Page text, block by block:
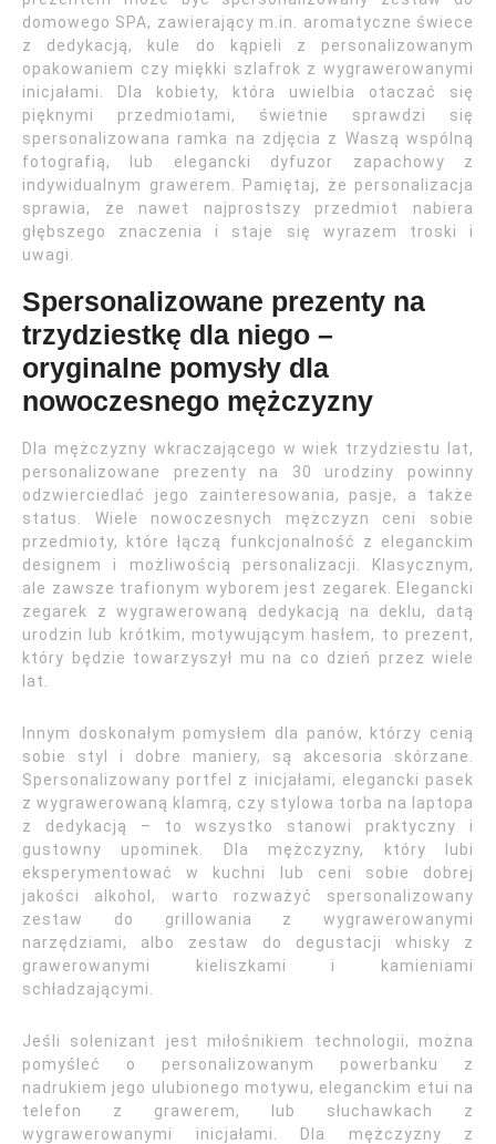
domowego SPA, zawierający m.in. aromatyczne świece
z dedykacją, kule do kąpieli z personalizowanym
opakowaniem czy miękki szlafrok z wygrawerowanymi
inicjałami. Dla kobiety, która uwielbia otaczać się
pięknymi przedmiotami, świetnie sprawdzi się
spersonalizowana ramka na zdjęcia z Waszą wspólną
fotografią, lub elegancki dyfuzor zapachowy z
indywidualnym grawerem. Pamiętaj, że personalizacja
sprawia, że nawet najprostszy przedmiot nabiera
głębszego znaczenia i staje się wyrazem troski i
uwagi.
Spersonalizowane prezenty na
trzydziestkę dla niego –
oryginalne pomysły dla
nowoczesnego mężczyzny
Dla mężczyzny wkraczającego w wiek trzydziestu lat,
personalizowane prezenty na 30 urodziny powinny
odzwierciedlać jego zainteresowania, pasje, a także
status. Wiele nowoczesnych mężczyzn ceni sobie
przedmioty, które łączą funkcjonalność z eleganckim
designem i możliwością personalizacji. Klasycznym,
ale zawsze trafionym wyborem jest zegarek. Elegancki
zegarek z wygrawerowaną dedykacją na deklu, datą
urodzin lub krótkim, motywującym hasłem, to prezent,
który będzie towarzyszył mu na co dzień przez wiele
lat.
Innym doskonałym pomysłem dla panów, którzy cenią
sobie styl i dobre maniery, są akcesoria skórzane.
Spersonalizowany portfel z inicjałami, elegancki pasek
z wygrawerowaną klamrą, czy stylowa torba na laptopa
z dedykacją – to wszystko stanowi praktyczny i
gustowny upominek. Dla mężczyzny, który lubi
eksperymentować w kuchni lub ceni sobie dobrej
jakości alkohol, warto rozważyć spersonalizowany
zestaw do grillowania z wygrawerowanymi
narzędziami, albo zestaw do degustacji whisky z
grawerowanymi kieliszkami i kamieniami
schładzającymi.
Jeśli solenizant jest miłośnikiem technologii, można
pomyśleć o personalizowanym powerbanku z
nadrukiem jego ulubionego motywu, eleganckim etui na
telefon z grawerem, lub słuchawkach z
wygrawerowanymi inicjałami. Dla mężczyzny z